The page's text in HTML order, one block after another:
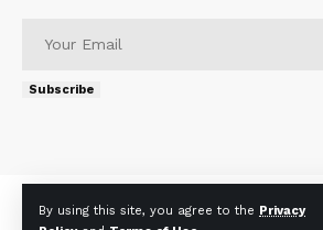
By using this site, you agree to the Privacy
Subscribe
About Contact Us Privacy Policy